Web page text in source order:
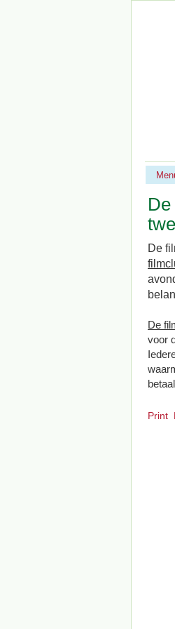
De
De
voor
Print